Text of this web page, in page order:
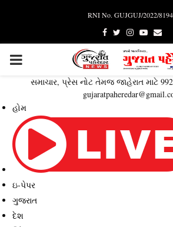
RNI No. GUJGUJ/2022/
Facebook
TwitterInstagram
Youtube
PRIMARY
MENU
સમાચાર, પ્રેસ નોટ તેમજ જાહેરાત માટે
હોમ
ઇ-પેપર
ગુજરાત
દેશ